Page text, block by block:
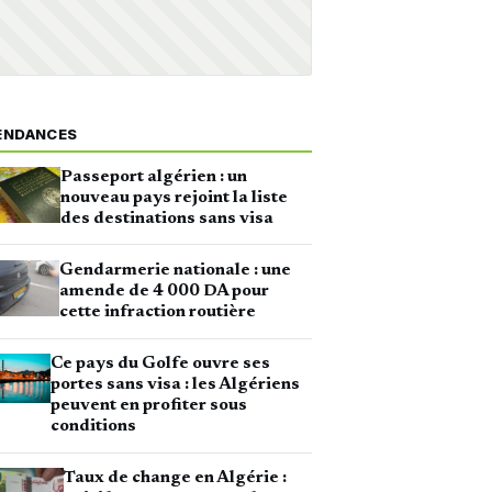
Passeport algérien : un
nouveau pays rejoint la liste
des destinations sans visa
Gendarmerie nationale : une
amende de 4 000 DA pour
cette infraction routière
Ce pays du Golfe ouvre ses
portes sans visa : les Algériens
peuvent en profiter sous
conditions
Taux de change en Algérie :